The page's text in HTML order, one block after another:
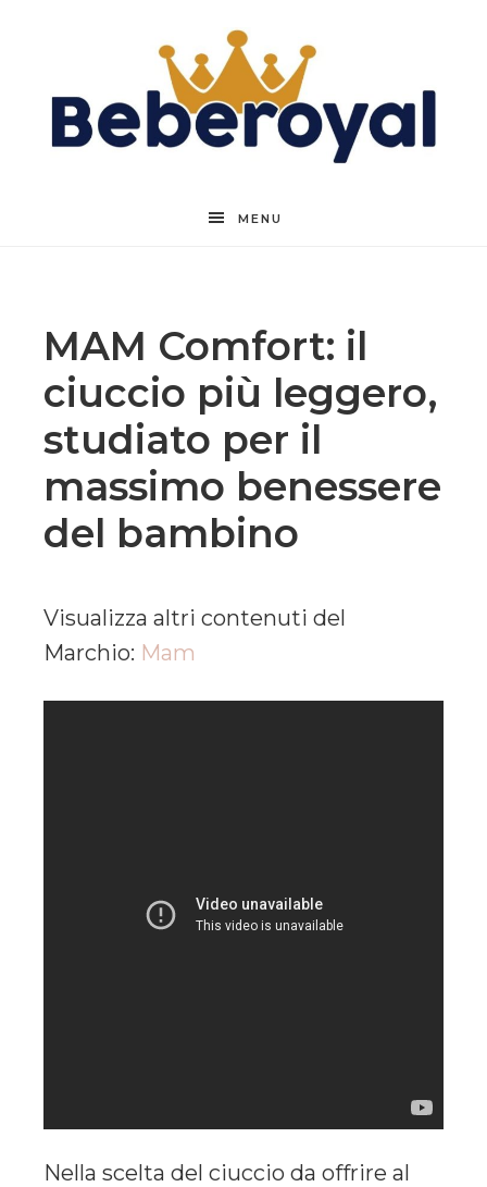
Beberoyal
MENU
MAM Comfort: il
ciuccio più leggero,
studiato per il
massimo benessere
del bambino
Visualizza altri contenuti del
Marchio: Mam
Nella scelta del ciuccio da offrire al